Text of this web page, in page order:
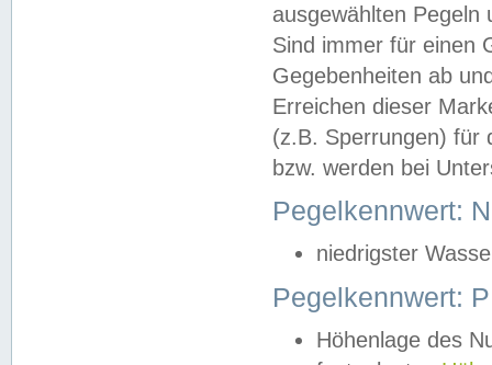
ausgewählten
Sind immer für einen
Gegebenheiten ab
Erreichen dieser
(z.B. Sperrungen) für
bzw. werden bei
Pegelkennwert:
niedrigster
Pegelkennwert:
Höhenlage des